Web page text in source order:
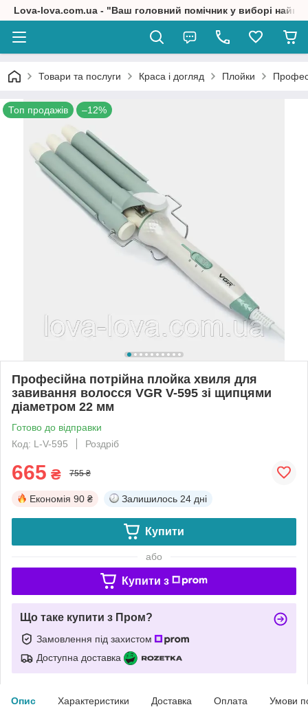
Lova-lova.com.ua - "Ваш головний помічник у виборі
Товари та послуги Краса і догляд Плойки
Топ продажів –12%
Професійна потрійна плойка хвиля для
завивання волосся VGR V-595 зі щипцями
діаметром 22 мм
Готово до відправки
Код: L-V-595
Роздріб
665 ₴ 755 ₴
Економія 90 ₴ Залишилось 24 дні
Купити
або
Купити з
Що таке купити з Пром?
Замовлення під захистом
Доступна доставка
Опис Характеристики Доставка Оплата Умови